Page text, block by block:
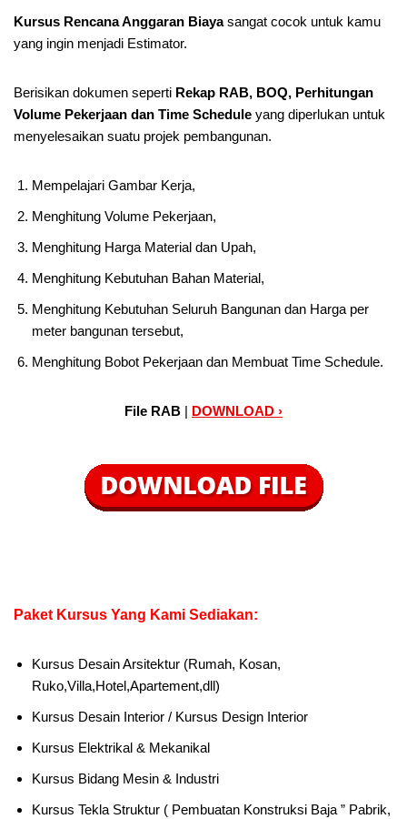
Kursus Rencana Anggaran Biayasangat cocok untuk kamu
yang ingin menjadi Estimator.
Berisikan dokumen seperti Rekap RAB, BOQ, Perhitungan
Volume Pekerjaan dan Time Schedule yang diperlukan untuk
menyelesaikan suatu projek pembangunan.
Mempelajari Gambar Kerja,
Menghitung Volume Pekerjaan,
Menghitung Harga Material dan Upah,
Menghitung Kebutuhan Bahan Material,
Menghitung Kebutuhan Seluruh Bangunan dan Harga per
meter bangunan tersebut,
Menghitung Bobot Pekerjaan dan Membuat Time Schedule.
File RAB | DOWNLOAD ›
Paket Kursus Yang Kami Sediakan:
Kursus Desain Arsitektur (Rumah, Kosan,
Ruko,Villa,Hotel,Apartement,dll)
Kursus Desain Interior / Kursus Design Interior
Kursus Elektrikal & Mekanikal
Kursus Bidang Mesin & Industri
Kursus Tekla Struktur ( Pembuatan Konstruksi Baja ” Pabrik,